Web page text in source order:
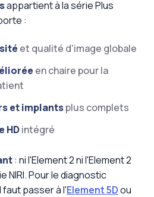
appartient à la série Plus
:
et qualité d'image globale
en chaire pour la
et implantsplus complets
HDintégré
: ni l'Element 2 ni l'Element 2
NIRI. Pour le diagnostic
faut passer à l'Element 5Dou